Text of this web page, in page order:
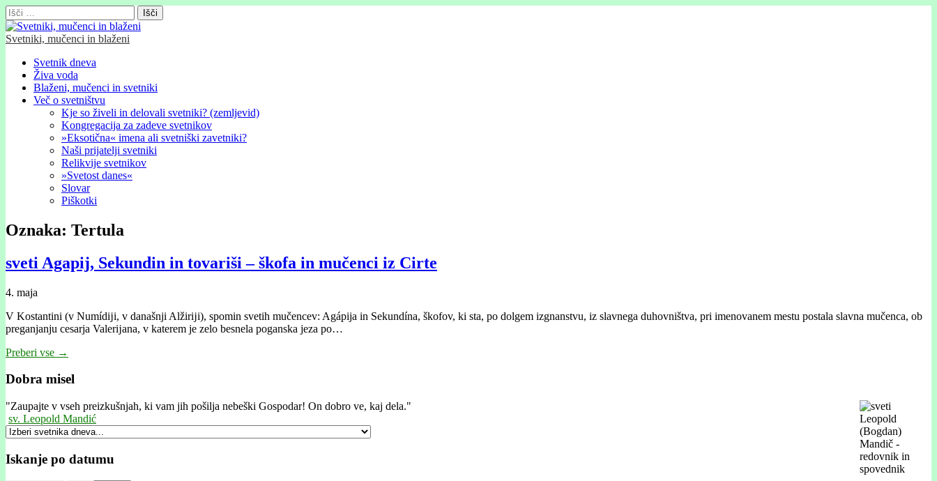
Išči:
Svetniki, mučenci in blaženi
Glavni
meni
Skip
content
Svetnik dneva
Živa voda
Blaženi, mučenci in svetniki
Več o svetništvu
Kje so živeli in delovali svetniki? (zemljevid)
Kongregacija za zadeve svetnikov
»Eksotična« imena ali svetniški zavetniki?
Naši prijatelji svetniki
Relikvije svetnikov
»Svetost danes«
Slovar
Piškotki
Oznaka: Tertula
sveti Agapij, Sekundin in tovariši – škofa in mučenci iz Cirte
4. maja
V Kostantini (v Numídĳi, v današnji Alžirĳi), spomin svetih mučencev: Agápija in Sekundína, škofov, ki sta, po dolgem izgnanstvu, iz slavnega duhovništva, pri imenovanem mestu postala slavna mučenca, ob
preganjanju cesarja Valerĳana, v katerem je zelo besnela poganska jeza po…
Preberi vse →
Dobra misel
"Zaupajte v vseh preizkušnjah, ki vam jih pošilja nebeški Gospodar! On dobro ve, kaj dela."
sv. Leopold Mandić
Iskanje po datumu